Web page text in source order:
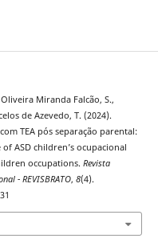
Miranda Falcão, S.,
de Azevedo, T. (2024).
TEA pós separação parental:
ASD children’s ocupacional
occupations. Revista
- REVISBRATO, 8(4).